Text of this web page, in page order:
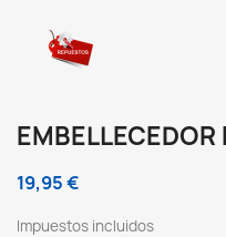
19,95 €
Impuestos incluidos